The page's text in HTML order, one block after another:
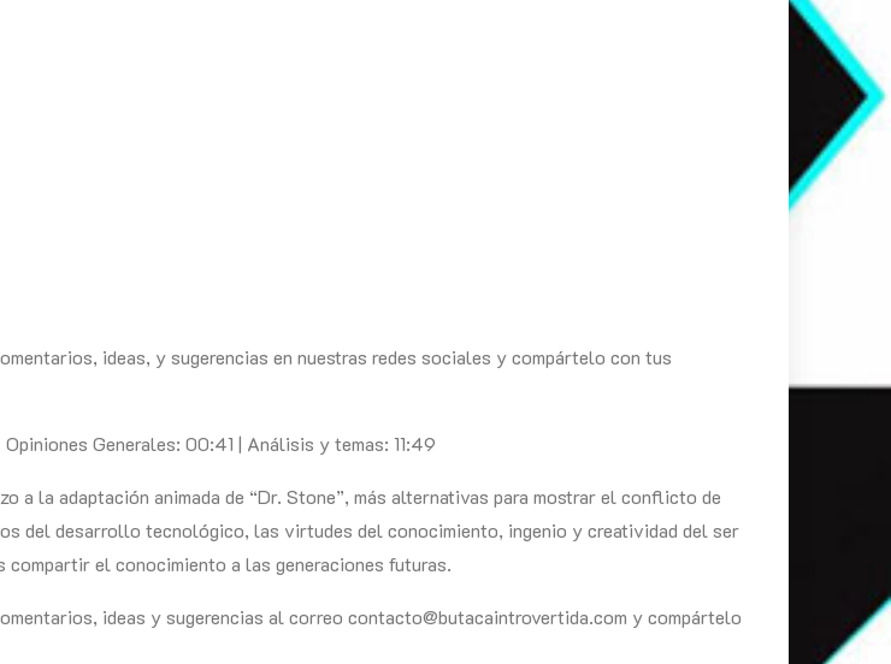
ideas, y sugerencias en nuestras redes sociales y compártelo con tus
Opiniones Generales: 00:41 | Análisis y temas: 11:49
a la adaptación animada de “Dr. Stone”, más alternativas para mostrar el conflicto de
del desarrollo tecnológico, las virtudes del conocimiento, ingenio y creatividad del ser
compartir el conocimiento a las generaciones futuras.
ideas y sugerencias al correo contacto@butacaintrovertida.com y compártelo